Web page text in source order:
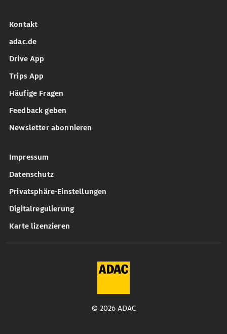
Kontakt
adac.de
Drive App
Trips App
Häufige Fragen
Feedback geben
Newsletter abonnieren
Impressum
Datenschutz
Privatsphäre-Einstellungen
Digitalregulierung
Karte lizenzieren
© 2026 ADAC